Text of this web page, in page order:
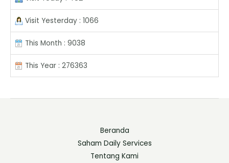
Visit Yesterday : 1066
This Month : 9038
This Year : 276363
Beranda
Saham Daily Services
Tentang Kami